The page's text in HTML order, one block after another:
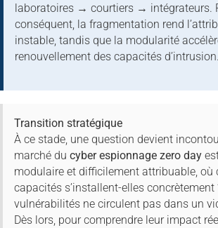
laboratoires → courtiers → intégrateurs.
conséquent, la fragmentation rend
instable, tandis que la modularité
renouvellement des capacités d’intrusion.
Transition stratégique
À ce stade, une question devient
marché du cyber espionnage zero day
modulaire et difficilement attribuable, où
capacités s’installent-elles concrètement
vulnérabilités ne circulent pas dans un
Dès lors, pour comprendre leur impact